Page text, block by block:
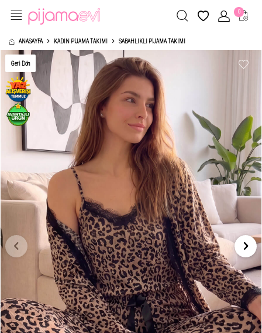
0
ANASAYFA KADIN PIJAMA TAKIMI SABAHLIKLI PIJAMA TAKIMI
Geri Dön